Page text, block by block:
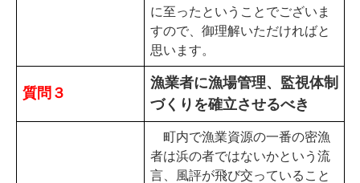
に至ったということでございま
すので、御理解いただければと
思います。
質問３
漁業者に漁場管理、監視体制
づくりを確立させるべき
町内で漁業資源の一番の密漁
者は浜の者ではないかという流
言、風評が飛び交っていること